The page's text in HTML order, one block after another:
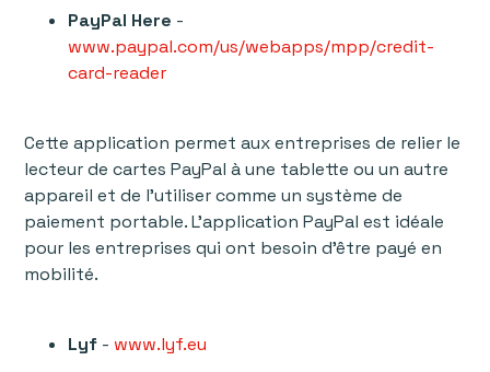
PayPal Here -
www.paypal.com/us/webapps/mpp/credit-
card-reader
Cette application permet aux entreprises de relier le
lecteur de cartes PayPal à une tablette ou un autre
appareil et de l'utiliser comme un système de
paiement portable. L'application PayPal est idéale
pour les entreprises qui ont besoin d'être payé en
mobilité.
Lyf - www.lyf.eu